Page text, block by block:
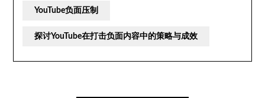
YouTube负面压制
探讨YouTube在打击负面内容中的策略与成效